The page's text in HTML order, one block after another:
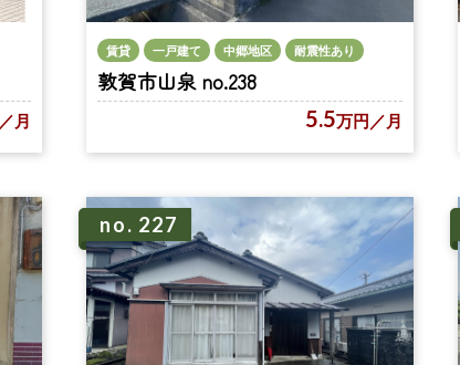
／月
賃貸 一戸建て 中郷地区 耐震性あり
敦賀市山泉 no.238
5.5万円 ／月
no. 227